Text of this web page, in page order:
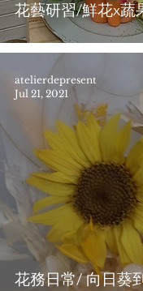
花藝研習/鮮花x蔬
花務日常/ 向日葵
atelierdepresent
Jul 21, 2021